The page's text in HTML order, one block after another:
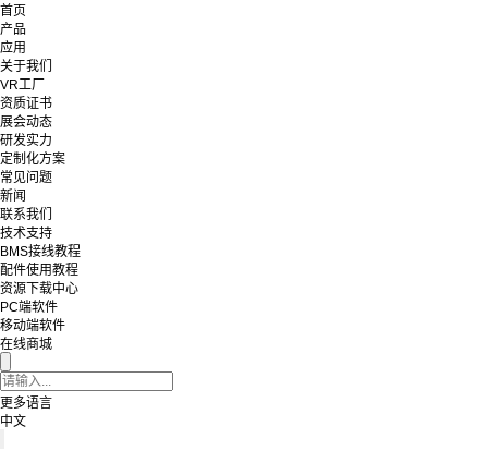
首页
产品
应用
关于我们
VR工厂
资质证书
展会动态
研发实力
定制化方案
常见问题
新闻
联系我们
技术支持
BMS接线教程
配件使用教程
资源下载中心
PC端软件
移动端软件
在线商城
更多语言
中文